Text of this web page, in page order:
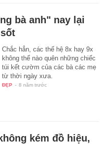
bà anh" nay lại
Chắc hẳn, các thế hệ 8x hay 9x
không thể nào quên những chiếc
túi kết cườm của các bà các mẹ
từ thời ngày xưa.
ĐẸP - 8 năm trước
kém đồ hiệu,